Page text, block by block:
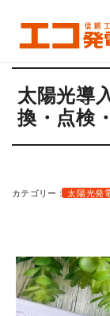
太陽光導
換・点検
カテゴリー : 太陽光発